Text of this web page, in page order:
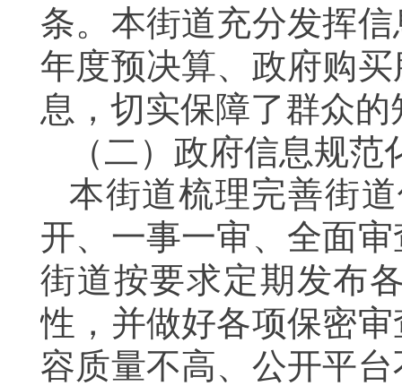
条。本街道充分发挥
年度预决算、政府购
息，切实保障了群众
（二）政府信息规
本街道梳理完善街
开、一事一审、全面
街道按要求定期发布
性，并做好各项保密
容质量不高、公开平